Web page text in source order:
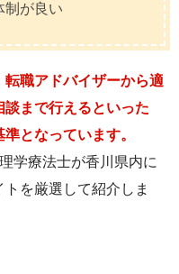
制が良い
転職アドバイザーから適
まで行えるといった
となっています。
学療法士が香川県内に
を厳選して紹介しま